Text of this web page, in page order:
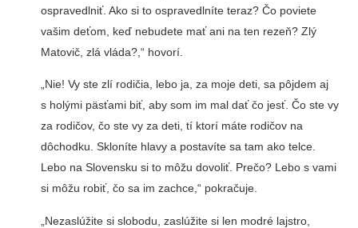
ospravedlniť. Ako si to ospravedlníte teraz? Čo poviete
vašim deťom, keď nebudete mať ani na ten rezeň? Zlý
Matovič, zlá vláda?,“ hovorí.
„Nie! Vy ste zlí rodičia, lebo ja, za moje deti, sa pôjdem aj
s holými päsťami biť, aby som im mal dať čo jesť. Čo ste vy
za rodičov, čo ste vy za deti, tí ktorí máte rodičov na
dôchodku. Skloníte hlavy a postavíte sa tam ako telce.
Lebo na Slovensku si to môžu dovoliť. Prečo? Lebo s vami
si môžu robiť, čo sa im zachce,“ pokračuje.
„Nezaslúžite si slobodu, zaslúžite si len modré lajstro,